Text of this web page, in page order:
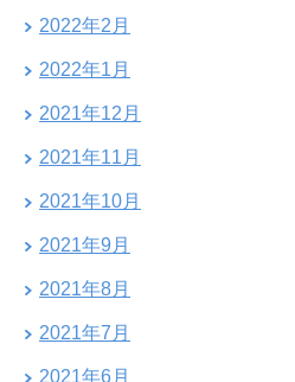
2022年2月
2022年1月
2021年12月
2021年11月
2021年10月
2021年9月
2021年8月
2021年7月
2021年6月